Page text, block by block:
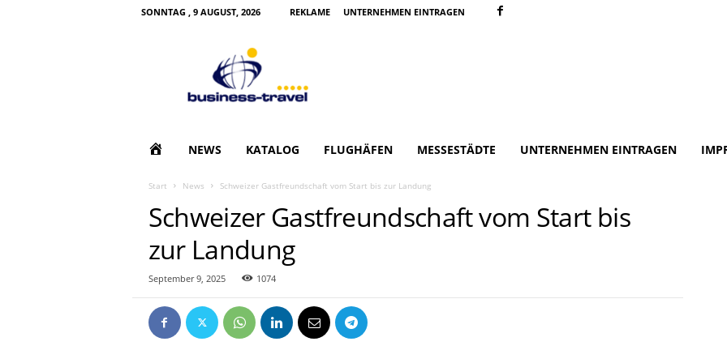
SONNTAG , 9 AUGUST, 2026 REKLAME UNTERNEHMEN EINTRAGEN
O
M
E
NEWS KATALOG FLUGHÄFEN MESSESTÄDTE UNTERNEHMEN EINTRAGEN
Start News Schweizer Gastfreundschaft vom Start bis zur Landung
Schweizer Gastfreundschaft vom Start bis
zur Landung
September 9, 2025 1074